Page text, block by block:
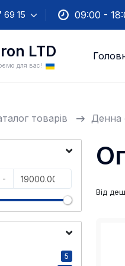
69 15 09:00 -
LTD
для вас!
товарів Денна
-
5
Від